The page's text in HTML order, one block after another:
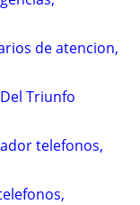
de atencion,
Triunfo
telefonos,